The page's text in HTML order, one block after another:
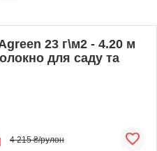
23 г\м2 - 4.20 м
для саду та
4 215 ₴/рулон